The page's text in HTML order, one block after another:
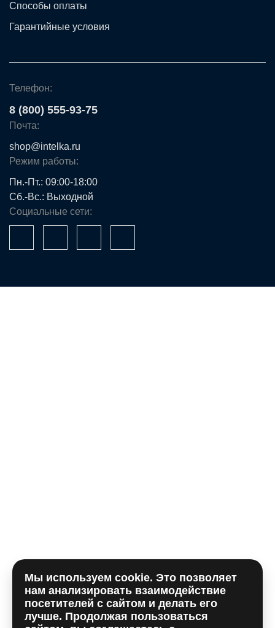
Способы оплаты
Гарантийные условия
Телефон:
8 (800) 555-93-75
Почта:
shop@intelka.ru
Режим работы:
Пн.-Пт.: 09:00-18:00
Сб.-Вс.: Выходной
Социальные сети:
Отправляя форму, вы принимаете политику
использования сookieи даете согласие наобработку
персональных данный
Мы используем cookie. Это позволяет
нам анализировать взаимодействие
посетителей с сайтом и делать его
лучше. Продолжая пользоваться